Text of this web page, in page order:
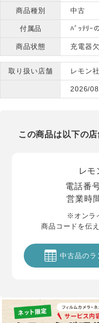
商品種別 中古
付属品 ﾊﾞｯﾃﾘｰ
商品状態 充電器
取り扱い店舗 レモン
2026/
この商品は以下の
レモ
電話番
営業時
※オンラ
商品コードを伝
中古品のラ